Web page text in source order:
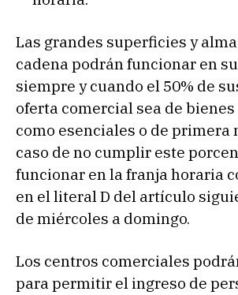
Las grandes superficies y
cadena podrán funcionar en
siempre y cuando el 50% de
oferta comercial sea de
como esenciales o de primera
caso de no cumplir este
funcionar en la franja horaria
en el literal D del artículo
de miércoles a domingo.
Los centros comerciales
para permitir el ingreso de